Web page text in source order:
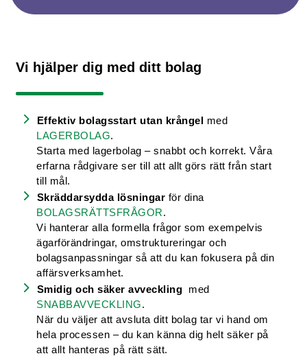
Vi hjälper dig med ditt bolag
Effektiv bolagsstart utan krångel med
LAGERBOLAG.
Starta med lagerbolag – snabbt och korrekt. Våra
erfarna rådgivare ser till att allt görs rätt från start
till mål.
Skräddarsydda lösningar för dina
BOLAGSRÄTTSFRÅGOR.
Vi hanterar alla formella frågor som exempelvis
ägarförändringar, omstruktureringar och
bolagsanpassningar så att du kan fokusera på din
affärsverksamhet.
Smidig och säker avveckling med
SNABBAVVECKLING.
När du väljer att avsluta ditt bolag tar vi hand om
hela processen – du kan känna dig helt säker på
att allt hanteras på rätt sätt.